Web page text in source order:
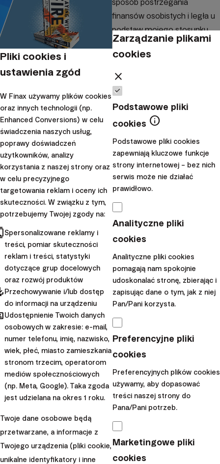
sposób postrzegania
finansów osobistych i legła u
podstaw mojego stosunku
wobec niezależności
finansowej. Wspaniała
pozycj...
Hrbatý
2020
Finanse osobiste
Pieniądze albo życie
– recenzja książki
W ostatnich latach coraz
cieszy się ruch FIRE (z ang.
Financial Independence,
Retire Early, czyli
Niezależność Finansowa,
Wc...
Ján Tonka 11. stycznia 2023
Szkoła inwestowania
Sekrety
amerykańskich
milionerów –
recenzja książki
Czy zastanawiałeś się
kiedyś, w jaki sposób zwykli
ludzie zostają milionerami?
Autorzy książki „Sekrety
amerykańskich milionerów“,
Pliki cookies i
ustawienia zgód
W Finax używamy plików cookies
oraz innych technologii (np.
Enhanced Conversions) w celu
świadczenia naszych usług,
poprawy doświadczeń
użytkowników, analizy
korzystania z naszej strony oraz
w celu precyzyjnego
targetowania reklam i oceny ich
skuteczności. W związku z tym,
potrzebujemy Twojej zgody na:
Spersonalizowane reklamy i
treści, pomiar skuteczności
reklam i treści, statystyki
dotyczące grup docelowych
oraz rozwój produktów
Przechowywanie i/lub dostęp
do informacji na urządzeniu
Udostępnienie Twoich danych
osobowych w zakresie: e-mail,
numer telefonu, imię, nazwisko,
wiek, płeć, miasto zamieszkania
stronom trzecim, operatorom
mediów społecznościowych
(np. Meta, Google). Taka zgoda
jest udzielana na okres 1 roku.
Twoje dane osobowe będą
przetwarzane, a informacje z
Twojego urządzenia (pliki cookie,
unikalne identyfikatory i inne
Zarządzanie plikami
cookies
close
Podstawowe pliki
cookies info
Podstawowe pliki cookies
zapewniają kluczowe funkcje
strony internetowej – bez nich
serwis może nie działać
prawidłowo.
Analityczne pliki
cookies
Analityczne pliki cookies
pomagają nam spokojnie
udoskonalać stronę, zbierając i
zapisując dane o tym, jak z niej
Pan/Pani korzysta.
Preferencyjne pliki
cookies
Preferencyjnych plików cookies
używamy, aby dopasować
treści naszej strony do
Pana/Pani potrzeb.
Marketingowe pliki
cookies